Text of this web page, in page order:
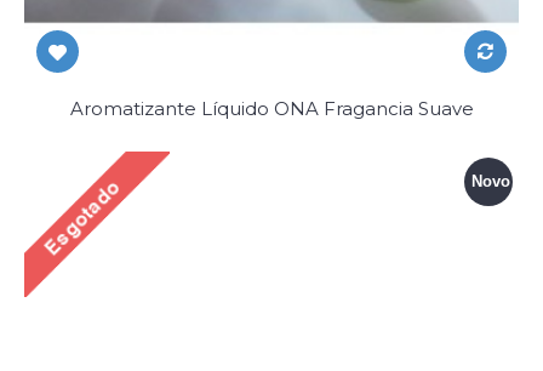
Aromatizante Líquido ONA Fragancia Suave
Novo